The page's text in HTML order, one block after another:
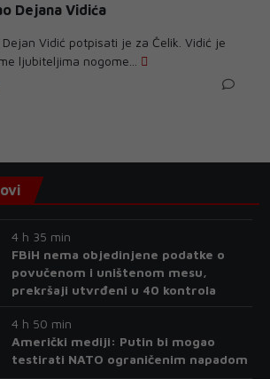
Dejana Vidića
Vidić potpisati je za Čelik. Vidić je
ljubiteljima nogome...
4 h 35 min
FBiH nema objedinjene podatke o
povučenom i uništenom mesu,
prekršaji utvrđeni u 40 kontrola
4 h 50 min
Američki mediji: Putin bi mogao
testirati NATO ograničenim napadom